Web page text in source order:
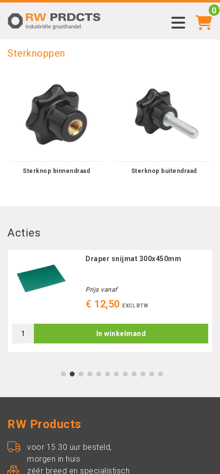
0
Sterknoppen
Sterknop binnendraad Sterknop buitendraad
Acties
Draper snijmat 300x450mm
Prijs vanaf
€ 12,50 EXCL BTW
In winkelmand
1 2 3 4 5 6 7 8 9 10 11 12
RW Products
voor 15.30 uur besteld,
morgen in huis
zéér breed en specialistisch